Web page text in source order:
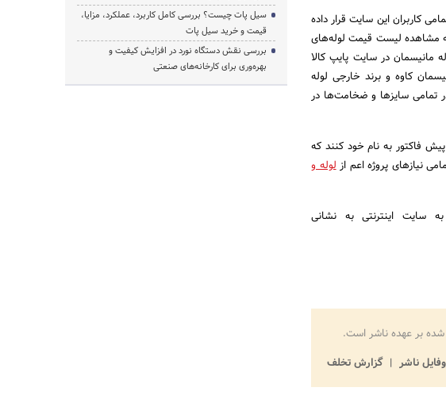
کاربران این سایت قرار داده
مشاهده لیست قیمت لوله‌های
مانیسمان در سایت پایپ کالا
کاوه و برند خارجی لوله
تمامی سایزها و ضخامت‌ها در
فاکتور به نام خود کنند که
نیازهای پروژه اعم ازلوله و
سایت اینترنتی به نشانی
بر عهده ناشر است.
ناشر
گزارش تخلف
سیل پات چیست؟ بررسی کامل کاربرد، عملکرد، مزایا،
قیمت و خرید سیل پات
بررسی نقش دستگاه نورد در افزایش کیفیت و
بهره‌وری برای کارخانه‌های صنعتی